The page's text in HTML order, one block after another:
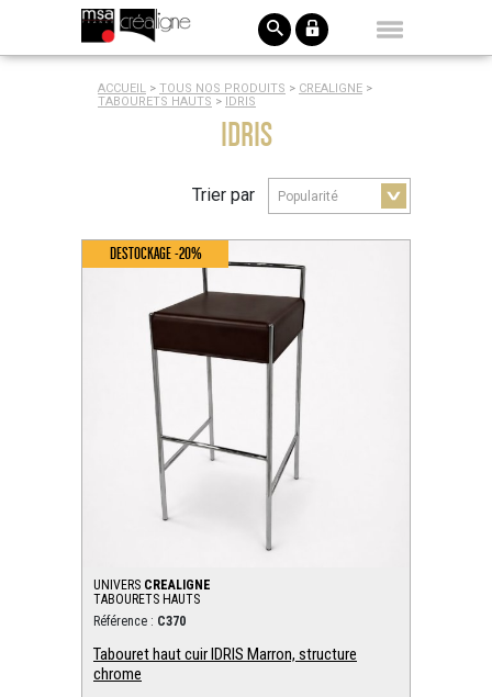
ACCUEIL > TOUS NOS PRODUITS > CREALIGNE >
TABOURETS HAUTS > IDRIS
IDRIS
Trier par
DESTOCKAGE -20%
UNIVERS CREALIGNE
TABOURETS HAUTS
Référence : C370
Tabouret haut cuir IDRIS Marron, structure
chrome